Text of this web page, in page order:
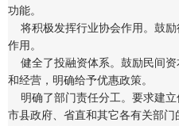
功能。
将积极发挥行业协会作用。鼓励
作用。
健全了投融资体系。鼓励民间资
和经营，明确给予优惠政策。
明确了部门责任分工。要求建立
市县政府、省直和其它各有关部